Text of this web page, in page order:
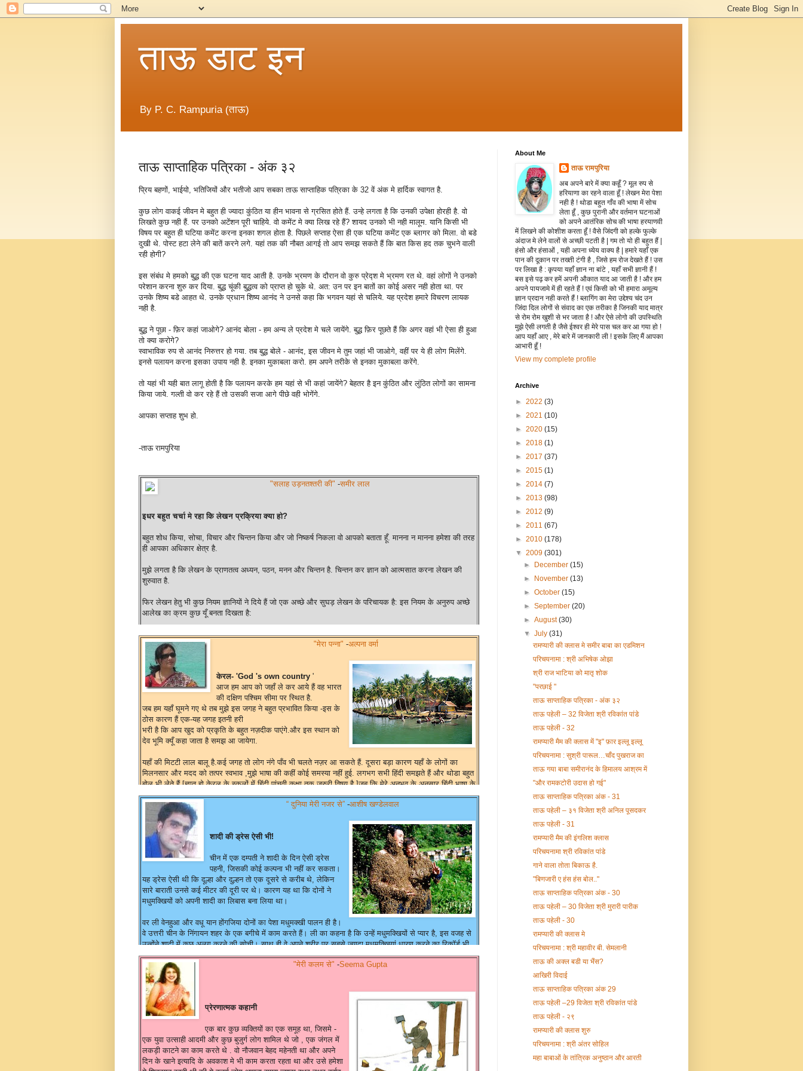
ताऊ डाट इन
By P. C. Rampuria (ताऊ)
ताऊ साप्ताहिक पत्रिका - अंक ३२
प्रिय बहणों, भाईयो, भतिजियों और भतीजो आप सबका ताऊ साप्ताहिक पत्रिका के 32 वें अंक मे हार्दिक स्वागत है.
कुछ लोग वाकई जीवन मे बहुत ही ज्यादा कुंठित या हीन भावना से ग्रसित होते हैं. उन्हे लगता है कि उनकी उपेक्षा होरही है. वो
लिखते कुछ नही हैं. पर उनको अटेंशन पूरी चाहिये. वो कमेंट मे क्या लिख रहे हैं? शायद उनको भी नही मालूम. यानि किसी भी
विषय पर बहुत ही घटिया कमेंट करना इनका शगल होता है. पिछले सप्ताह ऐसा ही एक घटिया कमेंट एक ब्लागर को मिला. वो बडे
दुखी थे. पोस्ट हटा लेने की बातें करने लगे. यहां तक की नौबत आगई तो आप समझ सकते हैं कि बात किस हद तक चुभने वाली
रही होगी?
इस संबंध मे हमको बुद्ध की एक घटना याद आती है. उनके भ्रमण के दौरान वो कुरु प्रेद्श मे भ्रमण रत थे. वहां लोगों ने उनको
परेशान करना शुरु कर दिया. बुद्ध चूंकी बुद्धत्व को प्राप्त हो चुके थे. अत: उन पर इन बातों का कोई असर नही होता था. पर
उनके शिष्य बडे आहत थे. उनके प्रधान शिष्य आनंद ने उनसे कहा कि भगवन यहां से चलिये. यह प्रदेश हमारे विचरण लायक
नही है.
बुद्ध ने पूछा - फ़िर कहां जाओगे? आनंद बोला - हम अन्य ले प्रदेश मे चले जायेंगे. बुद्ध फ़िर पूछते हैं कि अगर वहां भी ऐसा ही हुआ
तो क्या करोगे?
स्वाभाविक रुप से आनंद निरुत्तर हो गया. तब बुद्ध बोले - आनंद, इस जीवन मे तुम जहां भी जाओगे, वहीं पर ये ही लोग मिलेंगे.
इनसे पलायन करना इसका उपाय नही है. इनका मुकाबला करो. हम अपने तरीके से इनका मुकाबला करेंगे.
तो यहां भी यही बात लागू होती है कि पलायन करके हम यहां से भी कहां जायेंगे? बेहतर है इन कुंठित और लुंठित लोगों का सामना
किया जाये. गल्ती वो कर रहे हैं तो उसकी सजा आगे पीछे वही भोगेंगे.
आपका सप्ताह शुभ हो.
-ताऊ रामपुरिया
"सलाह उड़नतश्तरी की" -समीर लाल
इधर बहुत चर्चा मे रहा कि लेखन प्रक्रिया क्या हो?
बहुत शोध किया, सोचा, विचार और चिन्तन किया और जो निष्कर्ष निकला वो आपको बताता हूँ. मानना न मानना हमेशा की तरह
ही आपका अधिकार क्षेत्र है.
मुझे लगता है कि लेखन के प्राणतत्व अध्यन, पठन, मनन और चिन्तन है. चिन्तन कर ज्ञान को आत्मसात करना लेखन की
शुरुवात है.
फिर लेखन हेतु भी कुछ नियम ज्ञानियों ने दिये हैं जो एक अच्छे और सुघड़ लेखन के परिचायक है: इस नियम के अनुरुप अच्छे
आलेख का क्रम कुछ यूँ बनता दिखता है:
प्रस्तावना:क्या और किस विषय पर लिखा जा रहा है.
विवेचना:इस विषय पर क्या सोच कर लिखा गया है अब तक.
विश्लेषण:विषय पर उपलब्ध जानकारी का क्या अर्थ है आपकी नजरों में.
आपकी समझ से क्या अर्थ निकाला जाना चाहिये.
उपसंहार:जानियों और आपके विश्लेषण के आधार पर क्या सार तत्व निकला इस विषय पर आपके अनुसार.
यह एक आलेख लिखने की रुप रेखा हो सकती है. बाकी आप जोड़ घटा सकते हैं.
प्रक्रिया का द्वार है, उसके बिना सब थोथा है. अच्छा या बुरा, पठन और अध्ययन ही प्रमाणिकता के चरम पर ले जायेगा और
अगर किसी का पठन किया है, उससे कुछ सीखा है तो लेखक का शुक्रिया अदा करने का समय निकलना न भूलना टिप्पणी
करके. :)
मैं दर बदर से गुजरता रहा...
चुप!! बस हरदम चुप ही रहा!!!
-समीर लाल 'समीर'
"मेरा पन्ना" -अल्पना वर्मा
केरल- 'God 's own country '
आज हम आप को जहाँ ले कर आये हैं वह भारत
की दक्षिण पश्चिम सीमा पर स्थित है.
जब हम यहाँ घूमने गए थे तब मुझे इस जगह ने बहुत प्रभावित किया -इस के
ठोस कारण हैं एक-यह जगह इतनी हरी
भरी है कि आप खुद को प्रकृति के बहुत नज़दीक पाएंगे.और इस स्थान को
देव भूमि क्यूँ कहा जाता है समझ आ जायेगा.
यहाँ की मिटटी लाल बालू है.कई जगह तो लोग नंगे पाँव भी चलते नज़र आ सकते हैं. दूसरा बड़ा कारण यहाँ के लोगों का
मिलनसार और मदद को तत्पर स्वभाव ,मुझे भाषा की कहीं कोई समस्या नहीं हुई. लगभग सभी हिंदी समझते हैं और थोडा बहुत
बोल भी लेते हैं [ज्ञात हो केरल के स्कूलों में हिंदी पांचवी कक्षा तक जरुरी विषय है.]जब कि मेरे अनुभव के अनुसार हिंदी भाषा के
विषय में तमिलनाडु में स्थिति कुछ भिन्न है.
हाँ ,और एक कारण है कि मुझे खाने पीने के लिए उत्तर भारतीय खाना आराम से मिल गया..मेनू में 'परांठे 'का नाम जरुर 'बरोटा
'लिखा देख कर जरुर हंसी आई...
क्लू की एक तस्वीर में केले के पत्ते पर समूह को खाना खाते दिखाया गया है वह 'ओणम पर्व 'पर परोसे जाने वाला ख़ास भोजन है
जिस में ६४ प्रकार के व्यंजन दिए जाते हैं.चावल के आटे से बने अडा' की खास खीर भी होती है.'ओणम पर्व क्या है यह कभी
और विस्तार में बताएँगे. दूसरे क्लू में यहाँ होने वाली प्रसिद्ध नौका दौड़ का चित्र दिखाया गया था. तीसरे क्लू में केरल के
परम्परागत नृत्य का चित्र दिखाया गया था.
मुख्य पहेली में जिस स्थान के बारे में पूछा गया था वह थी-चेरमान जुमा मस्जिद
“ दुनिया मेरी नजर से” -आशीष खण्डेलवाल
शादी की ड्रेस ऐसी भी!
चीन में एक दम्पती ने शादी के दिन ऐसी ड्रेस
पहनी, जिसकी कोई कल्पना भी नहीं कर सकता।
यह ड्रेस ऐसी थी कि दूल्हा और दुल्हन तो एक दूसरे से करीब थे, लेकिन
सारे बाराती उनसे कई मीटर की दूरी पर थे। कारण यह था कि दोनों ने
मधुमक्खियों को अपनी शादी का लिबास बना लिया था।
वर ली वेनहुआ और वधू यान होंगजिया दोनों का पेशा मधुमक्खी पालन ही है।
वे उत्तरी चीन के निंगायन शहर के एक बगीचे में काम करते हैं। ली का कहना है कि उन्हें मधुमक्खियों से प्यार है, इस वजह से
उन्होंने शादी में कुछ अलग करने की सोची। साथ ही वे अपने शरीर पर सबसे ज्यादा मधुमक्खियां धारण करने का रिकॉर्ड भी
बनाना चाहते थे। इसलिए दोनों ने अपने शरीर पर रानी मक्खी को रखा और उसके बाद दूसरी मधुमक्खियों ने उन्हें घेर लिया।
समस्या यह है कि मधुमक्खियों को गिना नहीं जा सका, इस कारण उनके रिकॉर्ड को मान्यता मिलेगी या नहीं यह स्पष्ट नहीं है।
अगले हफ्ते फिर मुलाकात होगी.. तब तक के लिए हैपी ब्लॉगिंग।
"मेरी कलम से" -Seema Gupta
प्रेरणात्मक कहानी
एक बार कुछ व्यक्तियों का एक समूह था, जिसमे -
एक युवा उत्साही आदमी और कुछ बुजुर्ग लोग शामिल थे जो , एक जंगल में
लकड़ी काटने का काम करते थे . वो नौजवान बेहद महेनती था और अपने
दिन के खाने इत्यादि के अवकाश मे भी काम करता रहता था और उसे हमेशा
About Me
ताऊ रामपुरिया
अब अपने बारे में क्या कहूँ ? मूल रुप से
हरियाणा का रहने वाला हूँ ! लेखन मेरा पेशा
नही है ! थोडा बहुत गाँव की भाषा में सोच
लेता हूँ , कुछ पुरानी और वर्तमान घटनाओं
को अपने आतंरिक सोच की भाषा हरयाणवी
में लिखने की कोशीश करता हूँ ! वैसे जिंदगी को हल्के फुल्के
अंदाज मे लेने वालों से अच्छी पटती है | गम तो यो ही बहुत हैं |
हंसो और हंसाओं , यही अपना ध्येय वाक्य है | हमारे यहाँ एक
पान की दूकान पर तख्ती टंगी है , जिसे हम रोज देखते हैं ! उस
पर लिखा है : कृपया यहाँ ज्ञान ना बांटे , यहाँ सभी ज्ञानी हैं !
बस इसे पढ़ कर हमें अपनी औकात याद आ जाती है ! और हम
अपने पायजामे में ही रहते हैं ! एवं किसी को भी हमारा अमूल्य
ज्ञान प्रदान नही करते हैं ! ब्लागिंग का मेरा उद्देश्य चंद उन
जिंदा दिल लोगों से संवाद का एक तरीका है जिनकी याद मात्र
से रोम रोम खुशी से भर जाता है ! और ऐसे लोगो की उपस्थिति
मुझे ऐसी लगती है जैसे ईश्वर ही मेरे पास चल कर आ गया हो !
आप यहाँ आए , मेरे बारे में जानकारी ली ! इसके लिए मैं आपका
आभारी हूँ !
View my complete profile
Archive
► 2022 (3)
► 2021 (10)
► 2020 (15)
► 2018 (1)
► 2017 (37)
► 2015 (1)
► 2014 (7)
► 2013 (98)
► 2012 (9)
► 2011 (67)
► 2010 (178)
▼ 2009 (301)
►
December(15)
►
November(13)
►October(15)
►September(20)
►August(30)
▼July(31)
रामप्यारी की क्लास मे समीर बाबा का एडमिशन
परिचयनामा : श्री अभिषेक ओझा
श्री राज भाटिया को मातृ शोक
"परछाई "
ताऊ साप्ताहिक पत्रिका - अंक ३२
ताऊ पहेली – 32 विजेता श्री रविकांत पांडे
ताऊ पहेली - 32
रामप्यारी मैम की क्लास में "इ" फ़ार इल्लू इल्लू
परिचयनामा : सुश्री पारूल…चाँद पुखराज का
ताऊ गया बाबा समीरानंद के हिमालय आश्रम में
"और रामकटोरी उदास हो गई"
ताऊ साप्ताहिक पत्रिका अंक - 31
ताऊ पहेली – ३१ विजेता श्री अनिल पूसदकर
ताऊ पहेली - 31
रामप्यारी मैम की इंगलिश क्लास
परिचयनामा श्री रविकांत पांडे
गाने वाला तोता बिकाऊ है.
"बिणजारी ए हंस हंस बोल.."
ताऊ साप्ताहिक पत्रिका अंक - 30
ताऊ पहेली – 30 विजेता श्री मुरारी पारीक
ताऊ पहेली - 30
रामप्यारी की क्लास मे
परिचयनामा : श्री महावीर बी. सेमलानी
ताऊ की अक्ल बडी या भैंस?
आखिरी विदाई
ताऊ साप्ताहिक पत्रिका अंक 29
ताऊ पहेली –29 विजेता श्री रविकांत पांडे
ताऊ पहेली - २९
रामप्यारी की क्लास शुरु
परिचयनामा : श्री अंतर सोहिल
महा बाबाओं के तांत्रिक अनुष्ठान और आरती